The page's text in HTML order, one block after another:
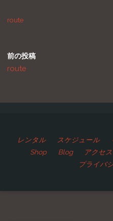
route
前の投稿
route
レンタル スケジュール
Shop
Blog アクセス
プライバ